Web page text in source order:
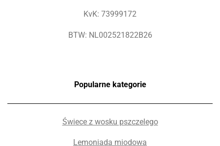
KvK: 73999172
BTW: NL002521822B26
Popularne kategorie
Świece z wosku pszczelego
Lemoniada miodowa